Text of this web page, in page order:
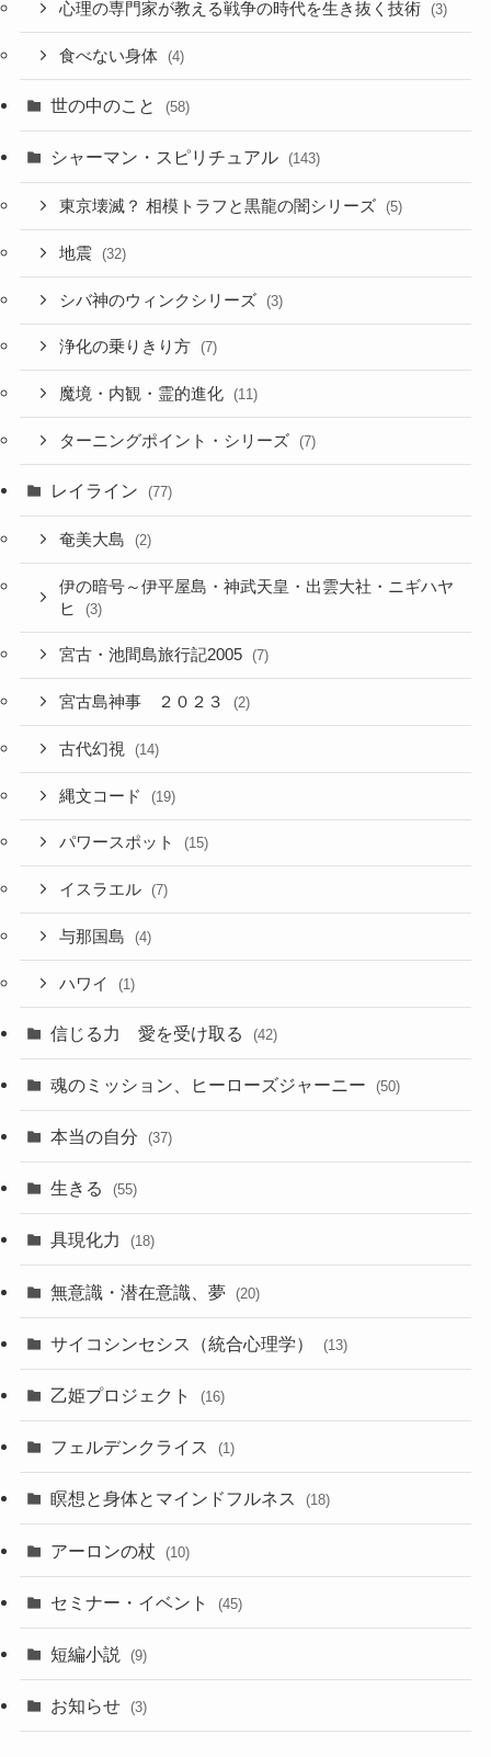
心理の専門家が教える戦争の時代を生き抜く技術 (3)
食べない身体 (4)
世の中のこと (58)
シャーマン・スピリチュアル (143)
東京壊滅？ 相模トラフと黒龍の闇シリーズ (5)
地震 (32)
シバ神のウィンクシリーズ (3)
浄化の乗りきり方 (7)
魔境・内観・霊的進化 (11)
ターニングポイント・シリーズ (7)
レイライン (77)
奄美大島 (2)
伊の暗号～伊平屋島・神武天皇・出雲大社・ニギハヤ
ヒ
(3)
宮古・池間島旅行記2005 (7)
宮古島神事 ２０２３ (2)
古代幻視 (14)
縄文コード (19)
パワースポット (15)
イスラエル (7)
与那国島 (4)
ハワイ (1)
信じる力 愛を受け取る (42)
魂のミッション、ヒーローズジャーニー (50)
本当の自分 (37)
生きる (55)
具現化力 (18)
無意識・潜在意識、夢 (20)
サイコシンセシス（統合心理学） (13)
乙姫プロジェクト (16)
フェルデンクライス (1)
瞑想と身体とマインドフルネス (18)
アーロンの杖 (10)
セミナー・イベント (45)
短編小説 (9)
お知らせ (3)